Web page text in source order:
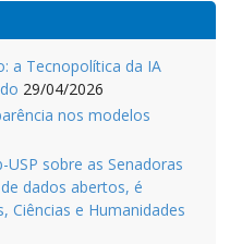
a Tecnopolítica da IA
29/04/2026
nos modelos
sobre as Senadoras
dados abertos, é
Ciências e Humanidades